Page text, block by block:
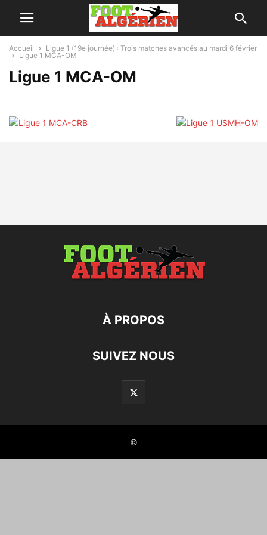
Accueil
Ligue 1 (19e journée) : Trois matches avancés au mardi 6 février
Ligue 1 MCA-OM
Ligue 1 MCA-OM
À PROPOS
SUIVEZ NOUS
©